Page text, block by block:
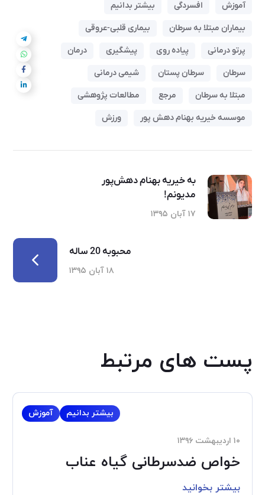
آموزش افسردگی
بیشتر بدانیم
بیماران مبتلا به سرطان
بیماری قلبی-عروقی
پرتو درمانی
پیاده روی پیشگیری
درمان
سرطان
سرطان پستان
شیمی درمانی
مبتلا به سرطان
مرجع
مطالعات پژوهشی
موسسه خیریه بهنام دهش پور
ورزش
به خیریه بهنام دهش‌پور
مدیونم!
۱۷ آبان ۱۳۹۵
محبوبه 20 ساله
۱۸ آبان ۱۳۹۵
پست های مرتبط
آموزش بیشتر بدانیم
۱۰ اردیبهشت ۱۳۹۶
خواص ضدسرطانی گیاه عناب
بیشتر بخوانید